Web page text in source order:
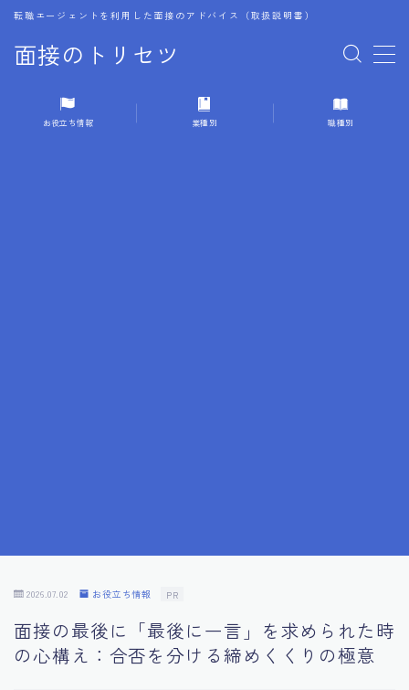
面接のトリセツ
転職エージェントを利用した面接のアドバイス（取扱説明書）
MENU
1.成功する面接戦略
10.フィードバックを活用する方法
11.オンライン面接の成功への鍵
お役立ち情報 業種別 職種別
2026.07.02 お役立ち情報 PR
面接の最後に「最後に一言」を求められた時
の心構え：合否を分ける締めくくりの極意